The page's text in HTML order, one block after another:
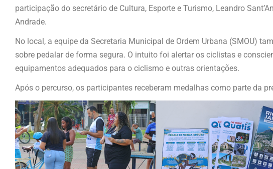
participação do secretário de Cultura, Esporte e Turismo, Leandro
Andrade.
No local, a equipe da Secretaria Municipal de Ordem Urbana (SMOU)
sobre pedalar de forma segura. O intuito foi alertar os ciclistas e
equipamentos adequados para o ciclismo e outras orientações.
Após o percurso, os participantes receberam medalhas como parte da